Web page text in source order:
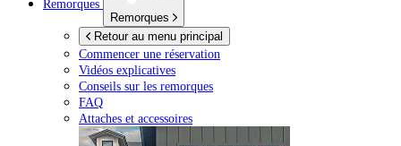
Remorques
Remorques
Retour au menu principal
Commencer une réservation
Vidéos explicatives
Conseils sur les remorques
FAQ
Attaches et accessoires